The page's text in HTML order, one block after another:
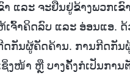
ແລະ ຈະຢືນຢູ່ຂ້າງພວກເຂົ
ເຈົ້າຄິດລົບ ແລະ ອ່ອນແອ.
ດກັນຜູ້ຄັດຄ້ານ. ການກີດກັນ
ງໜ້າ ຫຼື ບາງຄັ້ງກໍເປັນກາ